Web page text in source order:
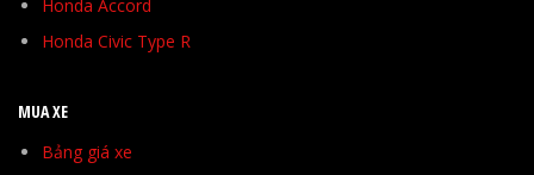
Honda Accord
Honda Civic Type R
MUA XE
Bảng giá xe